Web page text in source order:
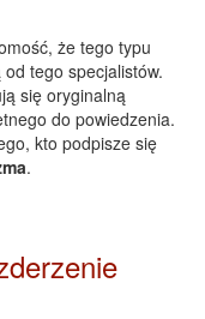
że tego typu
tego specjalistów.
się oryginalną
do powiedzenia.
kto podpisze się
.